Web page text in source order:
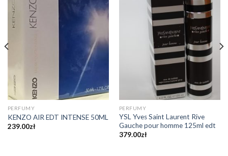
PERFUMY
KENZO AIR EDT INTENSE 50ML
239.00zł
PERFUMY
YSL Yves Saint Laurent Rive
Gauche pour homme 125ml edt
379.00zł